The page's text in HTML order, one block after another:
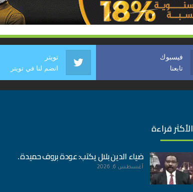
فيسبوك
تابعنا
تويتر
انضم لنا في تويتر
الأكثر قراءة
ضياء الدين بلال يكتب: عودة بروف حميدة .
أغسطس 6, 2026